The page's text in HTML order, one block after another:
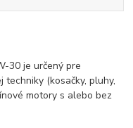
30 je určený pre
(kosačky, pluhy,
motory s alebo bez